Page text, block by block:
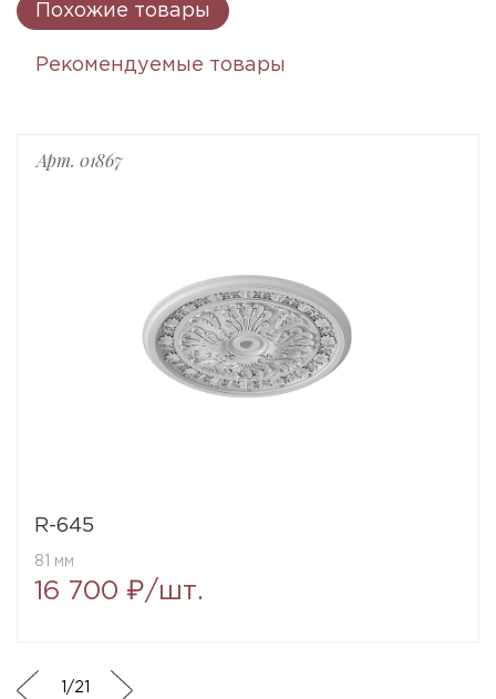
Похожие товары
Рекомендуемые товары
Арт. 01867
R-645
81 мм
16 700 ₽/шт.
/21